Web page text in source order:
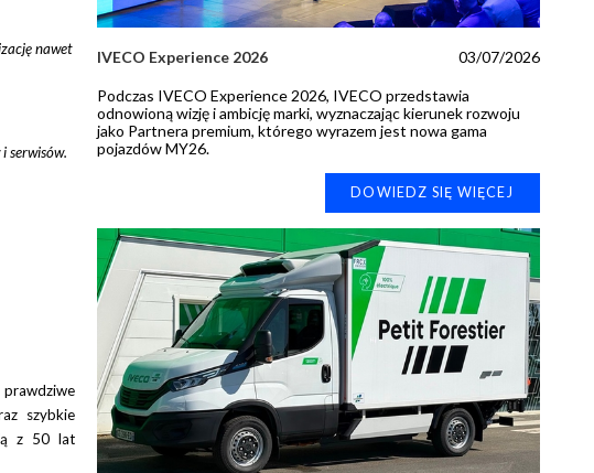
nawet
serwisów.
szybkie
z 50 lat
03/07/2026
IVECO Experience 2026
Podczas IVECO Experience 2026, IVECO przedstawia
odnowioną wizję i ambicję marki, wyznaczając kierunek rozwoju
jako Partnera premium, którego wyrazem jest nowa gama
pojazdów MY26.
DOWIEDZ SIĘ WIĘCEJ